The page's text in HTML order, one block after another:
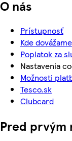
O nás
Prístupnosť
Kde dovážame
Poplatok za
Nastavenia
Možnosti
Tesco.sk
Clubcard
Pred prvým